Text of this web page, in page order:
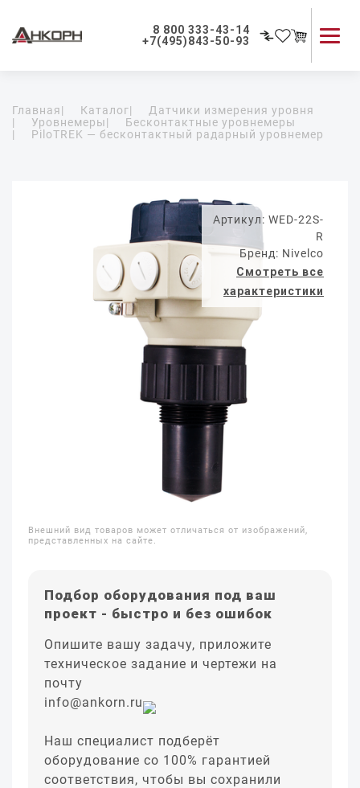
8 800 333-43-14
+7(495)843-50-93
Применение приборов
Как мы работаем
Главная| Каталог|
Датчики измерения уровня
|
Уровнемеры|
Бесконтактные уровнемеры
|
PiloTREK — бесконтактный радарный уровнемер
Артикул: WED-22S-
R
Бренд: Nivelco
Смотреть все
характеристики
Внешний вид товаров может отличаться от изображений,
представленных на сайте.
Подбор оборудования под ваш
проект - быстро и без ошибок
Опишите вашу задачу, приложите
техническое задание и чертежи на
почту
info@ankorn.ru
Наш специалист подберёт
оборудование со 100% гарантией
соответствия, чтобы вы сохранили